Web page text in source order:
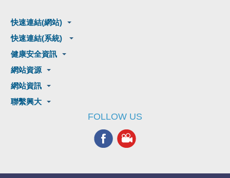
快速連結(網站)
快速連結(系統)
健康安全資訊
網站資源
網站資訊
聯繫興大
FOLLOW US